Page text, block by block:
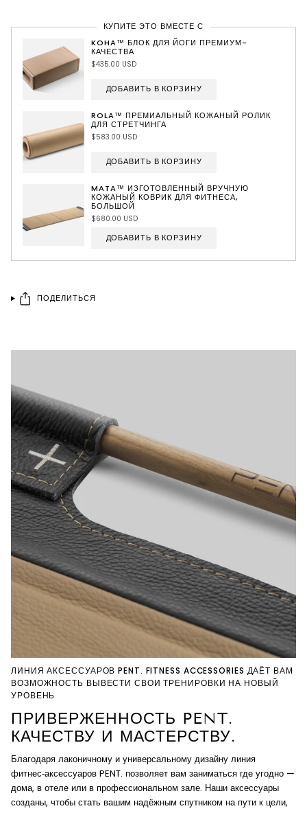
КУПИТЕ ЭТО ВМЕСТЕ С
KOHA™ БЛОК ДЛЯ ЙОГИ ПРЕМИУМ-
КАЧЕСТВА
$435.00 USD
ДОБАВИТЬ В КОРЗИНУ
ROLA™ ПРЕМИАЛЬНЫЙ КОЖАНЫЙ РОЛИК
ДЛЯ СТРЕТЧИНГА
$583.00 USD
ДОБАВИТЬ В КОРЗИНУ
MATA™ ИЗГОТОВЛЕННЫЙ ВРУЧНУЮ
КОЖАНЫЙ КОВРИК ДЛЯ ФИТНЕСА,
БОЛЬШОЙ
$680.00 USD
ДОБАВИТЬ В КОРЗИНУ
ПОДЕЛИТЬСЯ
ЛИНИЯ АКСЕССУАРОВ PENT. FITNESS ACCESSORIES ДАЁТ ВАМ
ВОЗМОЖНОСТЬ ВЫВЕСТИ СВОИ ТРЕНИРОВКИ НА НОВЫЙ
УРОВЕНЬ
ПРИВЕРЖЕННОСТЬ PENT.
КАЧЕСТВУ И МАСТЕРСТВУ.
Благодаря лаконичному и универсальному дизайну линия
фитнес‑аксессуаров PENT. позволяет вам заниматься где угодно —
дома, в отеле или в профессиональном зале. Наши аксессуары
созданы, чтобы стать вашим надёжным спутником на пути к цели,